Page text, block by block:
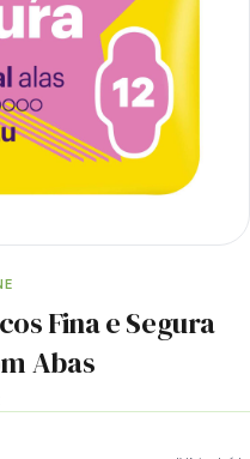
Fina e Segura
Abas